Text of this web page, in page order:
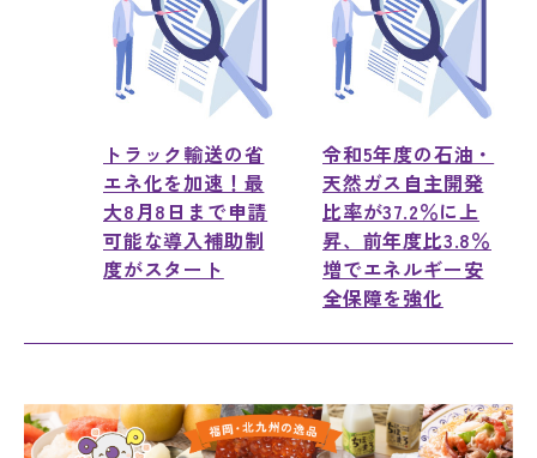
トラック輸送の省
エネ化を加速！最
大8月8日まで申請
可能な導入補助制
度がスタート
令和5年度の石油・
天然ガス自主開発
比率が37.2％に上
昇、前年度比3.8％
増でエネルギー安
全保障を強化